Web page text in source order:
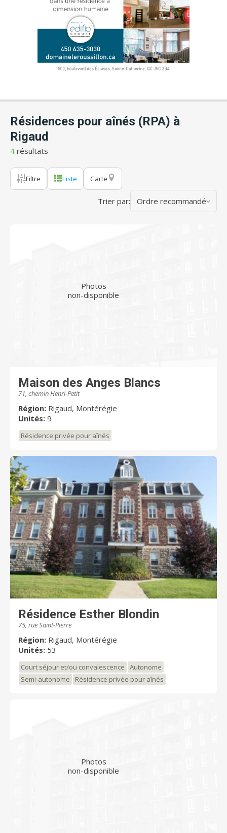
Résidences pour aînés (RPA) à
Rigaud
4 résultats
Filtre Liste Carte
Trier par: Ordre recommandé
Photos
non-disponible
Maison des Anges Blancs
71, chemin Henri-Petit
Région: Rigaud, Montérégie
Unités: 9
Résidence privée pour aînés
Résidence Esther Blondin
75, rue Saint-Pierre
Région: Rigaud, Montérégie
Unités: 53
Court séjour et/ou convalescence
Autonome
Semi-autonome
Résidence privée pour aînés
Photos
non-disponible